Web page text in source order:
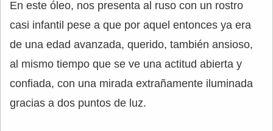
En este óleo, nos presenta al ruso con un rostro
casi infantil pese a que por aquel entonces ya era
de una edad avanzada, querido, también ansioso,
al mismo tiempo que se ve una actitud abierta y
confiada, con una mirada extrañamente iluminada
gracias a dos puntos de luz.